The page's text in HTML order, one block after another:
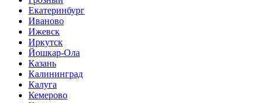
Екатеринбург
Иваново
Ижевск
Иркутск
Йошкар-Ола
Казань
Калининград
Калуга
Кемерово